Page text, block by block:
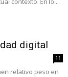
digital
11
relativo peso en